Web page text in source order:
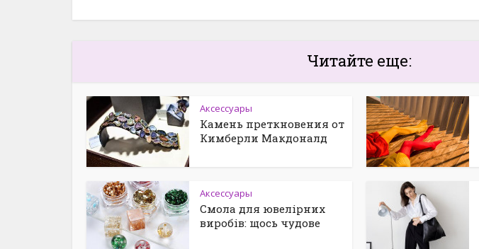
Читайте еще:
Аксессуары
Камень преткновения от
Кимберли Макдоналд
Аксессуары
Смола для ювелірних
виробів: щось чудове